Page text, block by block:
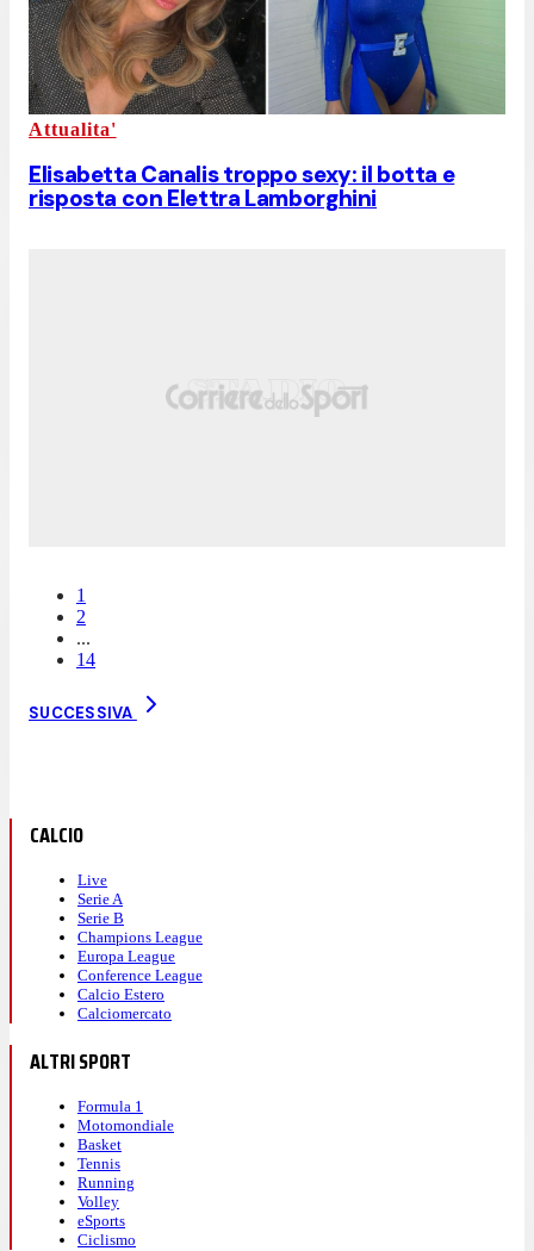
Attualita'
Elisabetta Canalis troppo sexy: il botta e
risposta con Elettra Lamborghini
1
2
...
14
SUCCESSIVA
CALCIO
Live
Serie A
Serie B
Champions League
Europa League
Conference League
Calcio Estero
Calciomercato
ALTRI SPORT
Formula 1
Motomondiale
Basket
Tennis
Running
Volley
eSports
Ciclismo